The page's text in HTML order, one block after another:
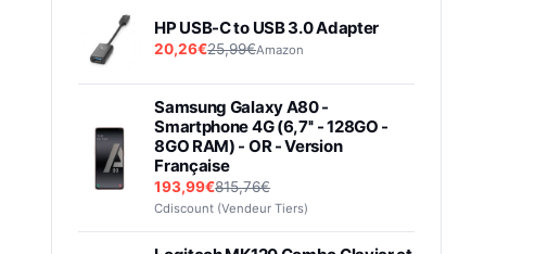
HP USB-C to USB 3.0 Adapter
20,26€25,99€Amazon
Samsung Galaxy A80 -
Smartphone 4G (6,7'' - 128GO -
8GO RAM) - OR - Version
Française
193,99€815,76€
Cdiscount (Vendeur Tiers)